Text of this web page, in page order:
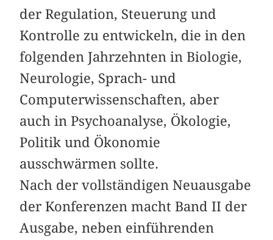
der Regulation, Steuerung und
Kontrolle zu entwickeln, die in den
folgenden Jahrzehnten in Biologie,
Neurologie, Sprach- und
Computerwissenschaften, aber
auch in Psychoanalyse, Ökologie,
Politik und Ökonomie
ausschwärmen sollte.
Nach der vollständigen Neuausgabe
der Konferenzen macht Band II der
Ausgabe, neben einführenden